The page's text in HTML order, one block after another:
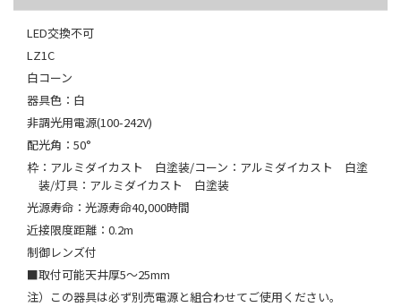
LED交換不可
LZ1C
白コーン
器具色：白
非調光用電源(100-242V)
配光角：50°
枠：アルミダイカスト 白塗装/コーン：アルミダイカスト 白塗
装/灯具：アルミダイカスト 白塗装
光源寿命：光源寿命40,000時間
近接限度距離：0.2m
制御レンズ付
■取付可能天井厚5～25mm
注）この器具は必ず別売電源と組合わせてご使用ください。